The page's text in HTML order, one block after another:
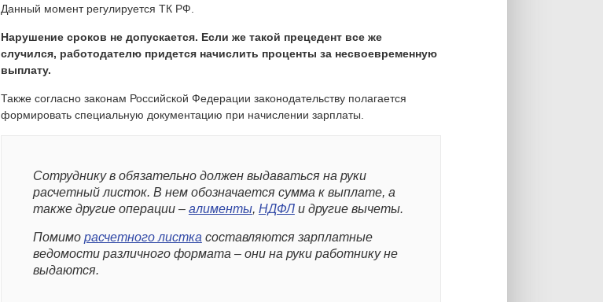
Данный момент регулируется ТК РФ.
Нарушение сроков не допускается. Если же такой прецедент все же
случился, работодателю придется начислить проценты за несвоевременную
выплату.
Также согласно законам Российской Федерации законодательству полагается
формировать специальную документацию при начислении зарплаты.
Сотруднику в обязательно должен выдаваться на руки
расчетный листок. В нем обозначается сумма к выплате, а
также другие операции – алименты, НДФЛи другие вычеты.
Помимо расчетного листка составляются зарплатные
ведомости различного формата – они на руки работнику не
выдаются.